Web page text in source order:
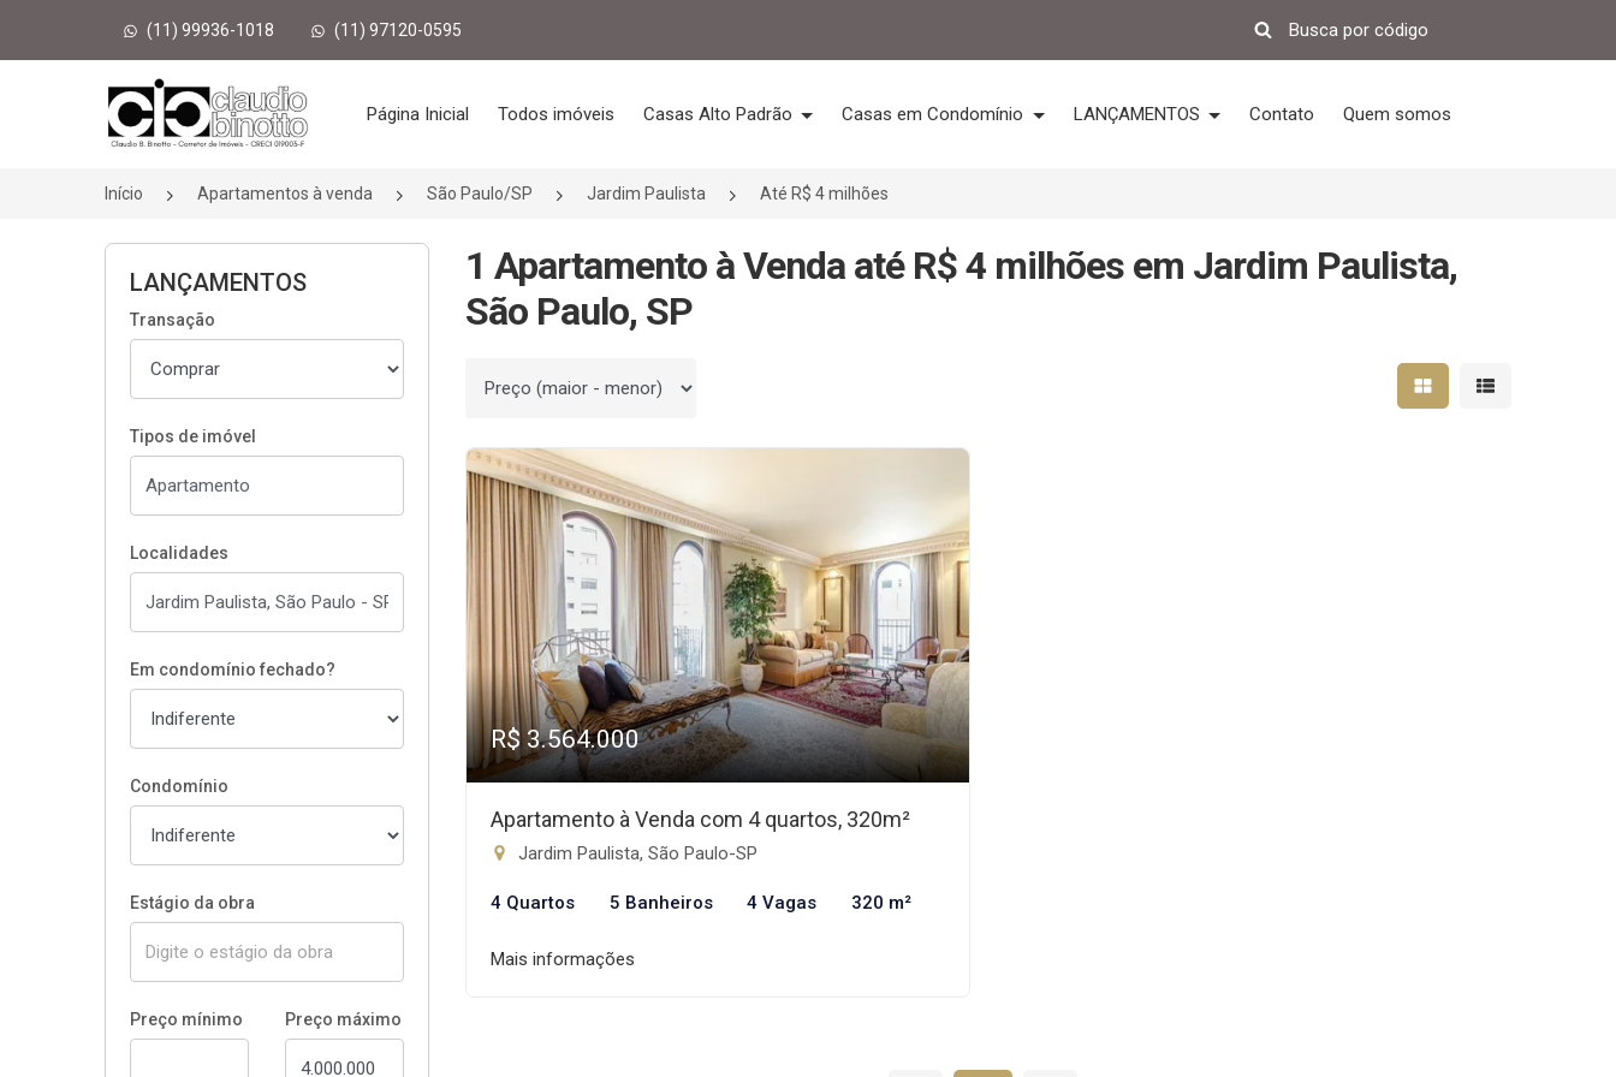
(11) 99936-1018 (11) 97120-0595
Página inicial
Página Inicial Todos imóveis Casas Alto Padrão Casas em Condomínio LANÇAMENTOS Contato Quem somos
Início Apartamentos à venda São Paulo/SP Jardim Paulista Até R$ 4 milhões
LANÇAMENTOS
Transação
Tipos de imóvel
Localidades
Em condomínio fechado?
Condomínio
Estágio da obra
Preço mínimo Preço máximo
1 Apartamento à Venda até R$ 4 milhões em Jardim Paulista,
São Paulo, SP
Ordenar por Mostrar resultados em
Mostrar
R$ 3.564.000
Apartamento à Venda com 4 quartos, 320m²
Jardim Paulista, São Paulo-SP
4 Quartos 5 Banheiros 4 Vagas 320 m²
Mais informações